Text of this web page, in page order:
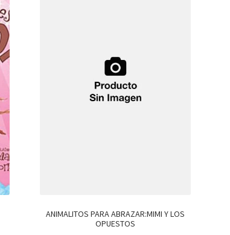
ANIMALITOS PARA ABRAZAR:MIMI Y LOS
OPUESTOS